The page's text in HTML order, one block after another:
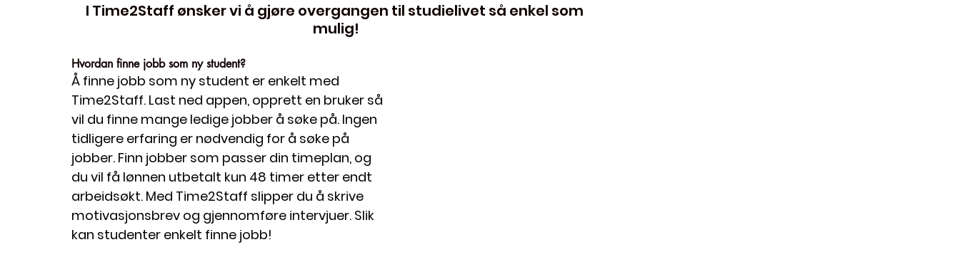
I Time2Staff ønsker vi å gjøre overgangen til studielivet så enkel som
mulig!
Hvordan finne jobb som ny student?
Å finne jobb som ny student er enkelt med
Time2Staff. Last ned appen, opprett en bruker så
vil du finne mange ledige jobber å søke på. Ingen
tidligere erfaring er nødvendig for å søke på
jobber. Finn jobber som passer din timeplan, og
du vil få lønnen utbetalt kun 48 timer etter endt
arbeidsøkt. Med Time2Staff slipper du å skrive
motivasjonsbrev og gjennomføre intervjuer. Slik
kan studenter enkelt finne jobb!